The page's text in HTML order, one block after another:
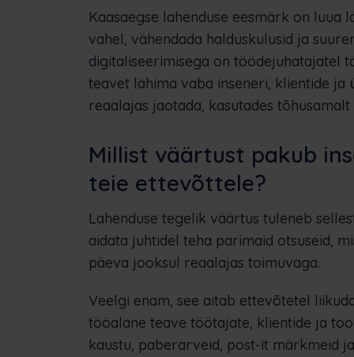
Kaasaegse lahenduse eesmärk on
vahel, vähendada halduskulusid ja
digitaliseerimisega on töödejuhatajatel
teavet lähima vaba inseneri, klientide ja
reaalajas jaotada, kasutades
Millist väärtust pakub
teie ettevõttele?
Lahenduse tegelik väärtus tuleneb
aidata juhtidel teha parimaid otsuseid,
päeva jooksul reaalajas toimuvaga.
Veelgi enam, see aitab ettevõtetel
tööalane teave töötajate, klientide ja
kaustu, paberarveid, post-it märkmeid